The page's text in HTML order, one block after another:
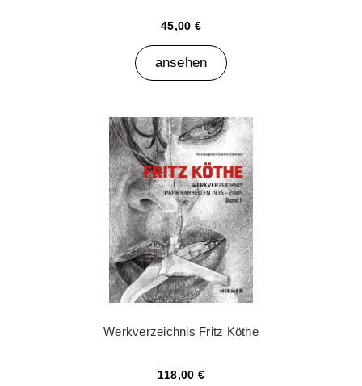
45,00 €
ansehen
Werkverzeichnis Fritz Köthe
118,00 €